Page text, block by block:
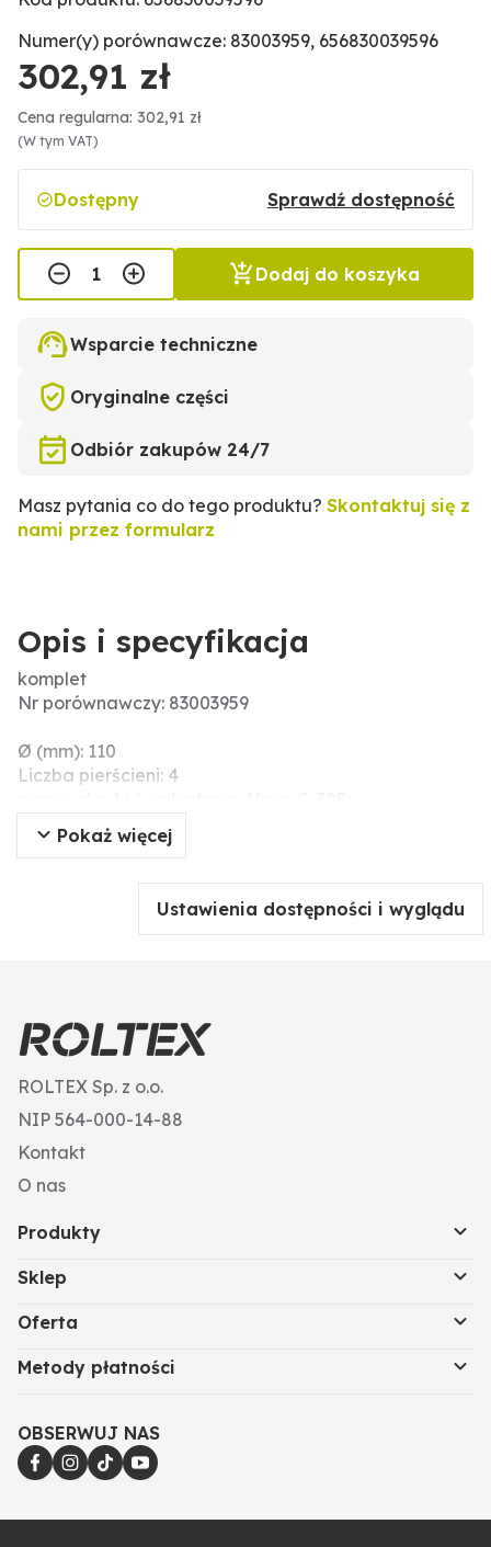
Numer(y) porównawcze: 83003959, 656830039596
302,91 zł
Cena regularna: 302,91 zł
(W tym VAT)
Dostępny Sprawdź dostępność
Dodaj do koszyka
Wsparcie techniczne
Oryginalne części
Odbiór zakupów 24/7
Masz pytania co do tego produktu? Skontaktuj się z
nami przez formularz
Opis i specyfikacja
komplet
Nr porównawczy: 83003959
Ø (mm): 110
Liczba pierścieni: 4
Pokaż więcej
Ustawienia dostępności i wyglądu
ROLTEX Sp. z o.o.
NIP 564-000-14-88
Kontakt
O nas
Produkty
Sklep
Oferta
Metody płatności
OBSERWUJ NAS